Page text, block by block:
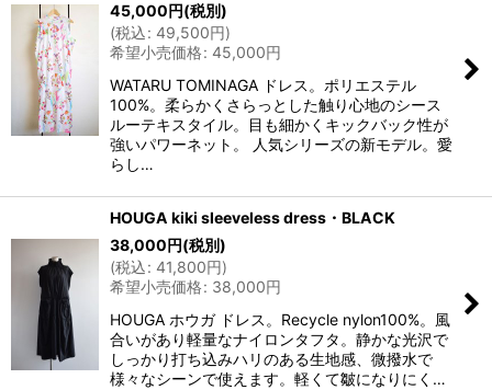
45,000円(税別)
(税込: 49,500円)
希望小売価格: 45,000円
WATARU TOMINAGA ドレス。ポリエステル
100%。柔らかくさらっとした触り心地のシース
ルーテキスタイル。目も細かくキックバック性が
強いパワーネット。 人気シリーズの新モデル。愛
らし…
HOUGA kiki sleeveless dress・BLACK
38,000円(税別)
(税込: 41,800円)
希望小売価格: 38,000円
HOUGA ホウガ ドレス。Recycle nylon100%。風
合いがあり軽量なナイロンタフタ。静かな光沢で
しっかり打ち込みハリのある生地感、微撥水で
様々なシーンで使えます。軽くて皺になりにく…